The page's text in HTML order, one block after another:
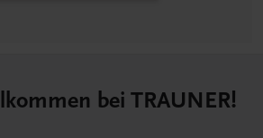
bei TRAUNER!